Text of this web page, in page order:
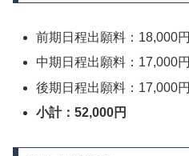
前期日程出願料：18,000円
中期日程出願料：17,000円
後期日程出願料：17,000円
小計：52,000円